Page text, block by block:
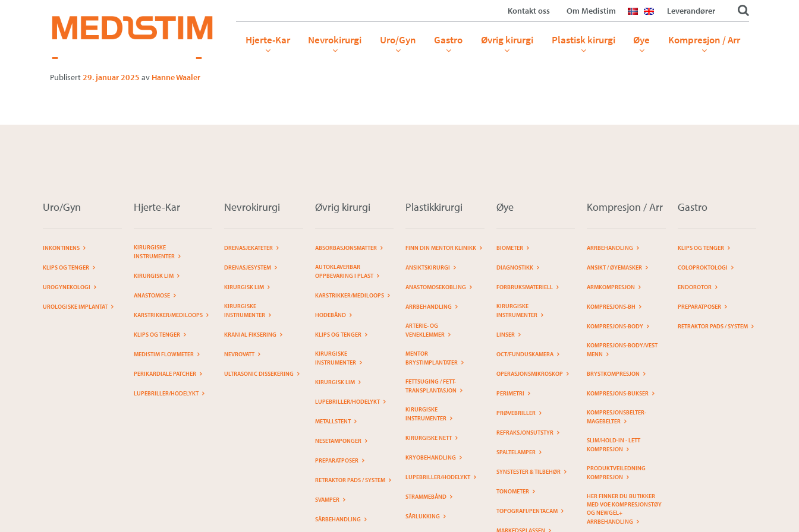
Medistim.no Kontakt oss Om Medistim Leverandører
Hjerte-Kar Nevrokirurgi Uro/Gyn Gastro Øvrig kirurgi Plastisk kirurgi Øye Kompresjon / Arr
product-proCam
Publisert29. januar 2025 av Hanne Waaler
Uro/Gyn
INKONTINENS
KLIPS OG TENGER
UROGYNEKOLOGI
UROLOGISKE IMPLANTAT
Hjerte-Kar
KIRURGISKE
INSTRUMENTER
KIRURGISK LIM
ANASTOMOSE
KARSTRIKKER/MEDILOOPS
KLIPS OG TENGER
MEDISTIM FLOWMETER
PERIKARDIALE PATCHER
LUPEBRILLER/HODELYKT
Nevrokirurgi
DRENASJEKATETER
DRENASJESYSTEM
KIRURGISK LIM
KIRURGISKE
INSTRUMENTER
KRANIAL FIKSERING
NEVROVATT
ULTRASONIC DISSEKERING
Øvrig kirurgi
ABSORBASJONSMATTER
AUTOKLAVERBAR
OPPBEVARING I PLAST
KARSTRIKKER/MEDILOOPS
HODEBÅND
KLIPS OG TENGER
KIRURGISKE
INSTRUMENTER
KIRURGISK LIM
LUPEBRILLER/HODELYKT
METALLSTENT
NESETAMPONGER
PREPARATPOSER
RETRAKTOR PADS / SYSTEM
SVAMPER
SÅRBEHANDLING
Plastikkirurgi
FINN DIN MENTOR KLINIKK
ANSIKTSKIRURGI
ANASTOMOSEKOBLING
ARRBEHANDLING
ARTERIE- OG
VENEKLEMMER
MENTOR
BRYSTIMPLANTATER
FETTSUGING / FETT-
TRANSPLANTASJON
KIRURGISKE
INSTRUMENTER
KIRURGISKE NETT
KRYOBEHANDLING
LUPEBRILLER/HODELYKT
STRAMMEBÅND
SÅRLUKKING
Øye
BIOMETER
DIAGNOSTIKK
FORBRUKSMATERIELL
KIRURGISKE
INSTRUMENTER
LINSER
OCT/FUNDUSKAMERA
OPERASJONSMIKROSKOP
PERIMETRI
PRØVEBRILLER
REFRAKSJONSUTSTYR
SPALTELAMPER
SYNSTESTER & TILBEHØR
TONOMETER
TOPOGRAFI/PENTACAM
Kompresjon / Arr
ARRBEHANDLING
ANSIKT / ØYEMASKER
ARMKOMPRESJON
KOMPRESJONS-BH
KOMPRESJONS-BODY
KOMPRESJONS-BODY/VEST
MENN
BRYSTKOMPRESJON
KOMPRESJONS-BUKSER
KOMPRESJONSBELTER-
MAGEBELTER
SLIM/HOLD-IN - LETT
KOMPRESJON
PRODUKTVEILEDNING
KOMPRESJON
HER FINNER DU BUTIKKER
MED VOE KOMPRESJONSTØY
OG NEWGEL+
ARRBEHANDLING
Gastro
KLIPS OG TENGER
COLOPROKTOLOGI
ENDOROTOR
PREPARATPOSER
RETRAKTOR PADS / SYSTEM